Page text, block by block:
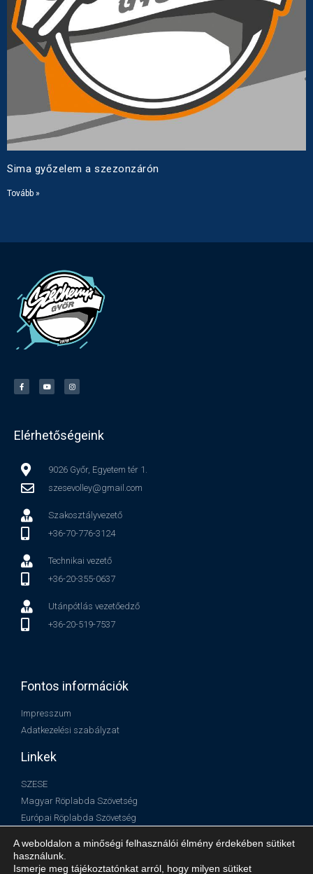
Sima győzelem a szezonzárón
Tovább »
Elérhetőségeink
9026 Győr, Egyetem tér 1.
szesevolley@gmail.com
Szakosztályvezető
+36-70-776-3124
Technikai vezető
+36-20-355-0637
Utánpótlás vezetőedző
+36-20-519-7537
Fontos információk
Impresszum
Adatkezelési szabályzat
Linkek
SZESE
Magyar Röplabda Szövetség
Európai Röplabda Szövetség
A weboldalon a minőségi felhasználói élmény érdekében sütiket
használunk.
Ismerje meg tájékoztatónkat arról, hogy milyen sütiket